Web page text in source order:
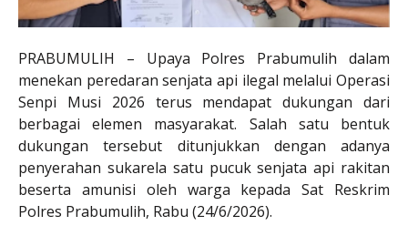
PRABUMULIH – Upaya Polres Prabumulih dalam
menekan peredaran senjata api ilegal melalui Operasi
Senpi Musi 2026 terus mendapat dukungan dari
berbagai elemen masyarakat. Salah satu bentuk
dukungan tersebut ditunjukkan dengan adanya
penyerahan sukarela satu pucuk senjata api rakitan
beserta amunisi oleh warga kepada Sat Reskrim
Polres Prabumulih, Rabu (24/6/2026).